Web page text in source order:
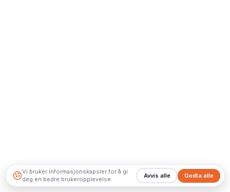
Vi bruker informasjonskapsler for å gi
deg en bedre brukeropplevelse.
Godta alle
Avvis alle